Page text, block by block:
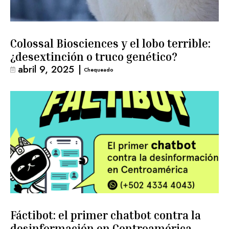
Colossal Biosciences y el lobo terrible:
¿desextinción o truco genético?
abril 9, 2025 | Chequeado
Fáctibot: el primer chatbot contra la